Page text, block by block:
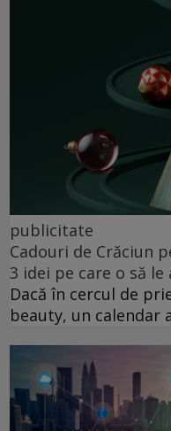
publicitate
Cadouri de Crăciun
3 idei pe care o să le
Dacă în cercul de
beauty, un calendar